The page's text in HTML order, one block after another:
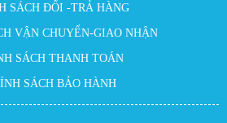
SÁCH ĐỔI -TRẢ HÀNG
VẬN CHUYỂN-GIAO NHẬN
SÁCH THANH TOÁN
SÁCH BẢO HÀNH